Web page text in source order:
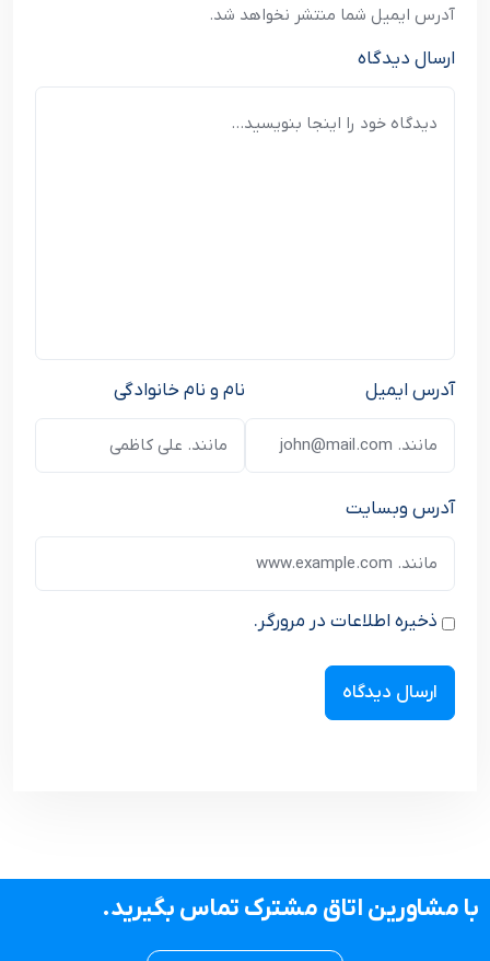
آدرس ایمیل شما منتشر نخواهد شد.
ارسال دیدگاه
نام و نام خانوادگی آدرس ایمیل
آدرس وبسایت
ذخیره اطلاعات در مرورگر.
با مشاورین اتاق مشترک تماس بگیرید.